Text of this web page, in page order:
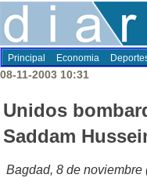
Principal Economia
08-11-2003 10:31
Unidos
Saddam
Bagdad, 8 de